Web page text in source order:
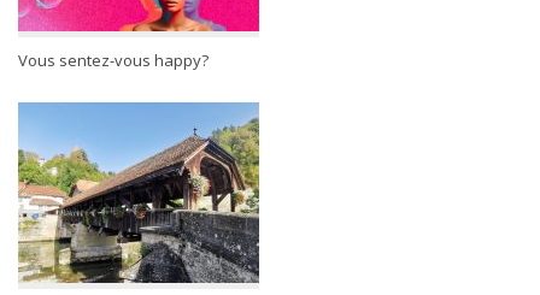
Vous sentez-vous happy?